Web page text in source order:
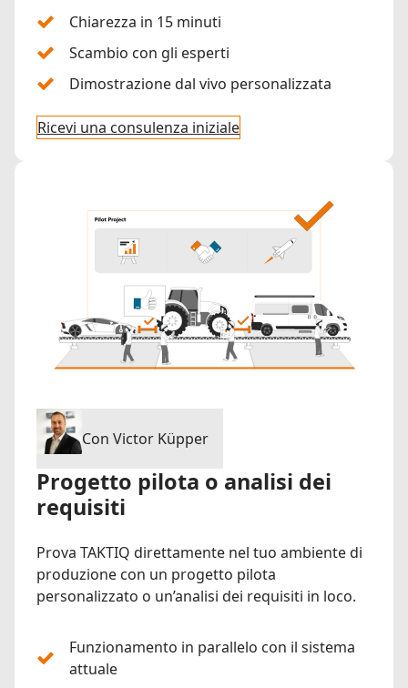
Chiarezza in 15 minuti
Scambio con gli esperti
Dimostrazione dal vivo personalizzata
Ricevi una consulenza iniziale
Con Victor Küpper
Progetto pilota o analisi dei
requisiti
Prova TAKTIQ direttamente nel tuo ambiente di
produzione con un progetto pilota
personalizzato o un’analisi dei requisiti in loco.
Funzionamento in parallelo con il sistema
attuale